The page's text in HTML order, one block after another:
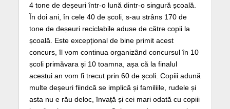
4 tone de deșeuri într-o lună dintr-o singură școală.
În doi ani, în cele 40 de școli, s-au strâns 170 de
tone de deșeuri reciclabile aduse de către copii la
școală. Este excepțional de bine primit acest
concurs, îl vom continua organizând concursul în 10
școli primăvara și 10 toamna, așa că la finalul
acestui an vom fi trecut prin 60 de școli. Copiii adună
multe deșeuri fiindcă se implică și familiile, rudele și
asta nu e rău deloc, învață și cei mari odată cu copiii